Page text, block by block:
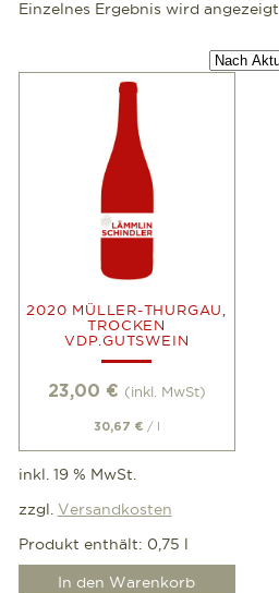
Einzelnes Ergebnis wird angezeigt
2020 MÜLLER-THURGAU,
TROCKEN
VDP.GUTSWEIN
23,00 € (inkl. MwSt)
30,67 € /
inkl. 19 % MwSt.
zzgl. Versandkosten
Produkt enthält: 0,75 l
In den Warenkorb